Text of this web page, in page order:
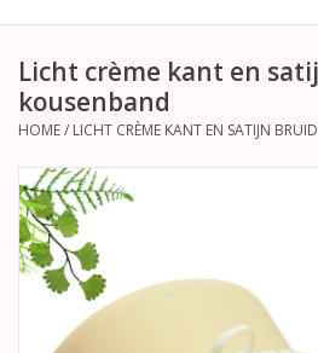
Huwelijksreceptie
Disney Huwelijk
Betty Boop Huwelijk
Jubileum
Licht crème kant en
kousenband
HOME/ LICHT CRÈME KANT EN SATIJN